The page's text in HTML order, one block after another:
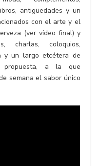
antigüedades y un
con el arte y el
(ver vídeo final) y
charlas, coloquios,
y un largo etcétera de
propuesta, a la que
semana el sabor único